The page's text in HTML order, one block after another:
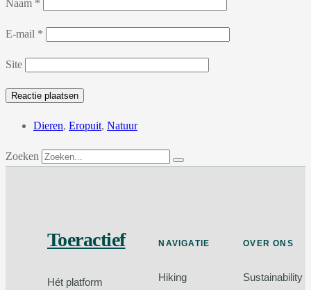
Naam *
E-mail *
Site
Dieren, Eropuit, Natuur
Zoeken
Toeractief
Hét platform
NAVIGATIE
Hiking
OVER ONS
Sustainability